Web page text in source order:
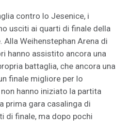
contro lo Jesenice, i
usciti ai quarti di finale della
Alla Weihenstephan Arena di
hanno assistito ancora una
battaglia, che ancora una
finale migliore per lo
hanno iniziato la partita
prima gara casalinga di
di finale, ma dopo pochi